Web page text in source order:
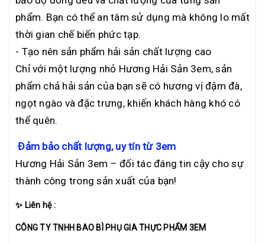
phẩm. Bạn có thể an tâm sử dụng mà không lo mất
thời gian chế biến phức tạp.
- Tạo nên sản phẩm hải sản chất lượng cao
Chỉ với một lượng nhỏ Hương Hải Sản 3em, sản
phẩm chả hải sản của bạn sẽ có hương vị đậm đà,
ngọt ngào và đặc trưng, khiến khách hàng khó có
thể quên.
Đảm bảo chất lượng, uy tín từ 3em
Hương Hải Sản 3em – đối tác đáng tin cậy cho sự
thành công trong sản xuất của bạn!
✨ Liên hệ :
CÔNG TY TNHH BAO BÌ PHỤ GIA THỰC PHẨM 3EM